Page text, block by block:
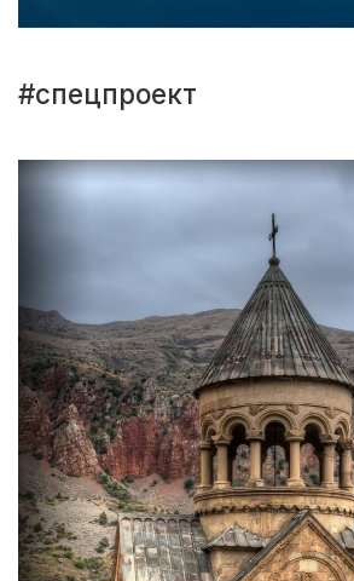
#спецпроект